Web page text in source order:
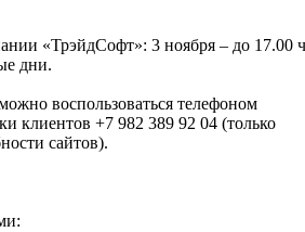
«ТрэйдСофт»: 3 ноября – до 17.00
дни.
воспользоваться телефоном
клиентов +7 982 389 92 04 (только
сайтов).